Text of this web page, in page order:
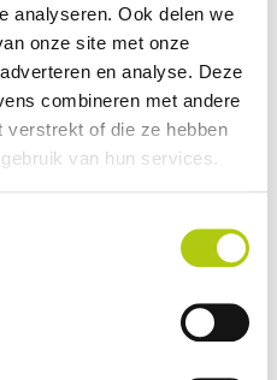
analyseren. Ook delen we
onze site met onze
en analyse. Deze
combineren met andere
verstrekt of die ze hebben
van hun services.